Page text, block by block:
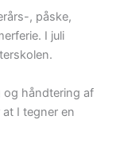
, påske,
I juli
håndtering af
I tegner en